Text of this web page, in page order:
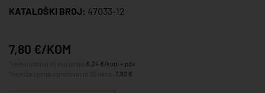
KATALOŠKI BROJ: 47033-12
7,80 €/KOM
6,24 €/kom + pdv
7,80 €